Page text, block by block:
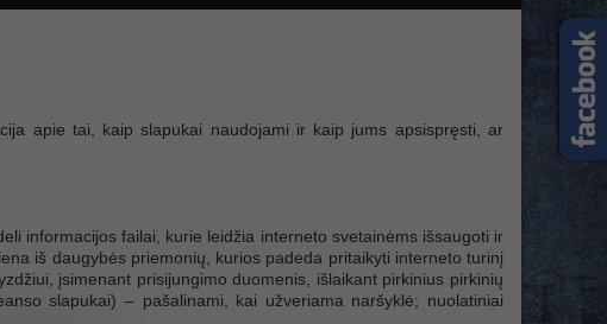
apie tai, kaip slapukai naudojami ir kaip jums apsispręsti, ar
informacijos failai, kurie leidžia interneto svetainėms išsaugoti ir
iš daugybės priemonių, kurios padeda pritaikyti interneto turinį
įsimenant prisijungimo duomenis, išlaikant pirkinius pirkinių
slapukai) – pašalinami, kai užveriama naršyklė; nuolatiniai